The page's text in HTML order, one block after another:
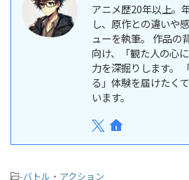
アニメ歴20年以上。
し、原作との違いや
ューを執筆。 作品の
向け、「観た人の心
力を深掘りします。
る」体験を届けたく
います。
-バトル・アクション